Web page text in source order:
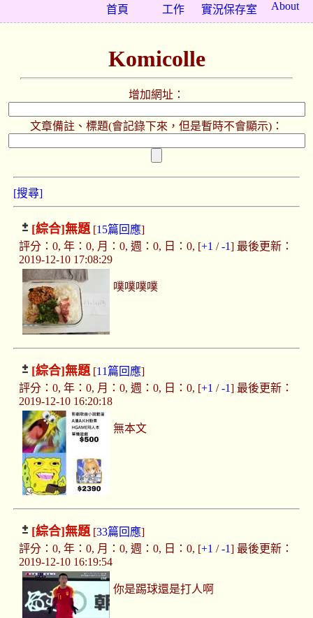
About
實況保存室
工作
首頁
Komicolle
增加網址：
文章備註、標題(會記錄下來，但是暫時不會顯示)：
[搜尋]
[綜合]無題[15篇回應]
評分：0, 年：0, 月：0, 週：0, 日：0, [+1 /-1] 最後更新：
2019-12-10 17:08:29
噗噗噗噗
[綜合]無題[11篇回應]
評分：0, 年：0, 月：0, 週：0, 日：0, [+1 /-1] 最後更新：
2019-12-10 16:20:18
無本文
[綜合]無題[33篇回應]
評分：0, 年：0, 月：0, 週：0, 日：0, [+1 /-1] 最後更新：
2019-12-10 16:19:54
你是踢球還是打人啊